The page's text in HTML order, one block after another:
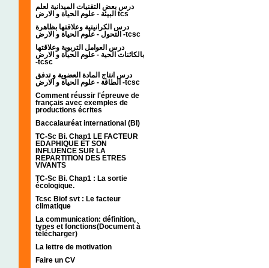
درس بعض التقنيات الميدانية لعلم
البيئة - علوم الحياة و الارض tcs
درس الكرانيتية وعلاقتها بظاهرة
التحول - علوم الحياة و الارض -tcsc
درس العوامل التربوية وعلاقتها
بالكائنات الحية - علوم الحياة و الارض
-tcsc
درس انتاج المادة العضوية و تدفق
الطاقة - علوم الحياة و الارض -tcsc
Comment réussir l'épreuve de
français avec exemples de
productions écrites
Baccalauréat international (BI)
TC-Sc Bi. Chap1 LE FACTEUR
EDAPHIQUE ET SON
INFLUENCE SUR LA
REPARTITION DES ETRES
VIVANTS
TC-Sc Bi. Chap1 : La sortie
écologique.
Tcsc Biof svt : Le facteur
climatique
La communication: définition,
types et fonctions(Document à
télécharger)
La lettre de motivation
Faire un CV